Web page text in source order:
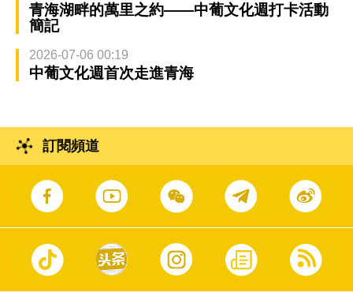
青海湖畔的萬里之約——中葡文化週打卡活動
簡記
2026-07-06 00:19
中葡文化週首次走進青海
訂閱頻道